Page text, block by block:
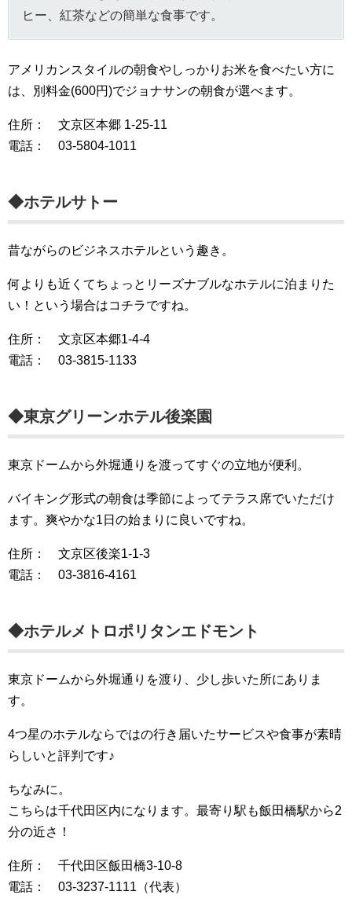
ヒー、紅茶などの簡単な食事です。
アメリカンスタイルの朝食やしっかりお米を食べたい方に
は、別料金(600円)でジョナサンの朝食が選べます。
住所： 文京区本郷 1-25-11
電話： 03-5804-1011
◆ホテルサトー
昔ながらのビジネスホテルという趣き。
何よりも近くてちょっとリーズナブルなホテルに泊まりた
い！という場合はコチラですね。
住所： 文京区本郷1-4-4
電話： 03-3815-1133
◆東京グリーンホテル後楽園
東京ドームから外堀通りを渡ってすぐの立地が便利。
バイキング形式の朝食は季節によってテラス席でいただけ
ます。爽やかな1日の始まりに良いですね。
住所： 文京区後楽1-1-3
電話： 03-3816-4161
◆ホテルメトロポリタンエドモント
東京ドームから外堀通りを渡り、少し歩いた所にありま
す。
4つ星のホテルならではの行き届いたサービスや食事が素晴
らしいと評判です♪
ちなみに。
こちらは千代田区内になります。最寄り駅も飯田橋駅から2
分の近さ！
住所： 千代田区飯田橋3-10-8
電話： 03-3237-1111（代表）